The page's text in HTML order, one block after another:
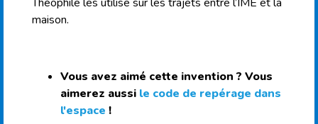
maison.
Vous avez aimé cette invention ? Vous
aimerez aussi le code de repérage dans
l'espace !